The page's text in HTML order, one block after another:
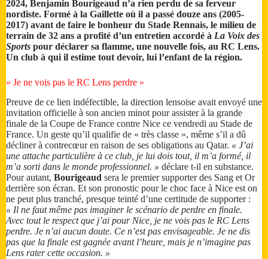
2024, Benjamin Bourigeaud n’a rien perdu de sa ferveur
nordiste. Formé à la Gaillette où il a passé douze ans (2005-
2017) avant de faire le bonheur du Stade Rennais, le milieu de
terrain de 32 ans a profité d’un entretien accordé à La Voix des
Sports pour déclarer sa flamme, une nouvelle fois, au RC Lens.
Un club à qui il estime tout devoir, lui l’enfant de la région.
« Je ne vois pas le RC Lens perdre »
Preuve de ce lien indéfectible, la direction lensoise avait envoyé une
invitation officielle à son ancien minot pour assister à la grande
finale de la Coupe de France contre Nice ce vendredi au Stade de
France. Un geste qu’il qualifie de « très classe », même s’il a dû
décliner à contrecœur en raison de ses obligations au Qatar. « J’ai
une attache particulière à ce club, je lui dois tout, il m’a formé, il
m’a sorti dans le monde professionnel. » déclare t-il en substance.
Pour autant, Bourigeaud sera le premier supporter des Sang et Or
derrière son écran. Et son pronostic pour le choc face à Nice est on
ne peut plus tranché, presque teinté d’une certitude de supporter :
« Il ne faut même pas imaginer le scénario de perdre en finale.
Avec tout le respect que j’ai pour Nice, je ne vois pas le RC Lens
perdre. Je n’ai aucun doute. Ce n’est pas envisageable. Je ne dis
pas que la finale est gagnée avant l’heure, mais je n’imagine pas
Lens rater cette occasion. »